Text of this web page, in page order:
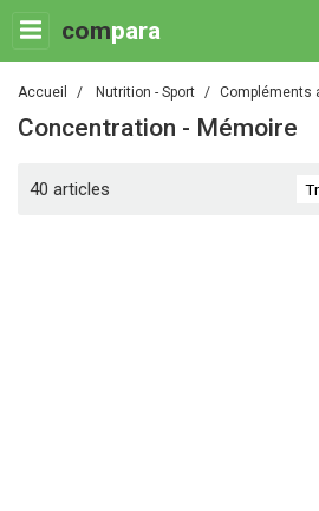
compara
Accueil Nutrition - Sport Compléments
Concentration - Mémoire
40 articles